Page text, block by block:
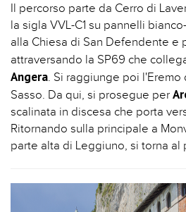
Il percorso parte da Cerro di
la sigla VVL-C1 su pannelli
alla Chiesa di San Defendente e
attraversando la SP69 che
Angera. Si raggiunge poi l'Eremo
Sasso. Da qui, si prosegue per
scalinata in discesa che porta
Ritornando sulla principale a
parte alta di Leggiuno, si torna al